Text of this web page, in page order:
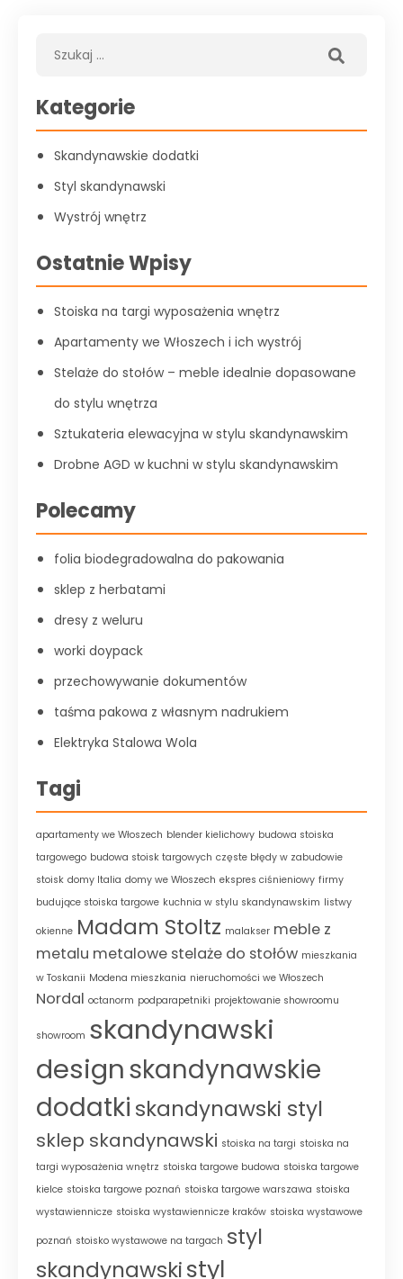
Kategorie
Skandynawskie dodatki
Styl skandynawski
Wystrój wnętrz
Ostatnie Wpisy
Stoiska na targi wyposażenia wnętrz
Apartamenty we Włoszech i ich wystrój
Stelaże do stołów – meble idealnie dopasowane
do stylu wnętrza
Sztukateria elewacyjna w stylu skandynawskim
Drobne AGD w kuchni w stylu skandynawskim
Polecamy
folia biodegradowalna do pakowania
sklep z herbatami
dresy z weluru
worki doypack
przechowywanie dokumentów
taśma pakowa z własnym nadrukiem
Elektryka Stalowa Wola
Tagi
apartamenty we Włoszech blender kielichowy budowa stoiska
targowego budowa stoisk targowych częste błędy w zabudowie
stoisk domy Italia domy we Włoszech ekspres ciśnieniowy firmy
budujące stoiska targowe kuchnia w stylu skandynawskim listwy
okienne Madam Stoltz malakser meble z
metalu metalowe stelaże do stołów mieszkania
w Toskanii Modena mieszkania nieruchomości we Włoszech
Nordal octanorm podparapetniki projektowanie showroomu
showroom skandynawski
designskandynawskie
dodatki skandynawski styl
sklep skandynawski stoiska na targi stoiska na
targi wyposażenia wnętrz stoiska targowe budowa stoiska targowe
kielce stoiska targowe poznań stoiska targowe warszawa stoiska
wystawiennicze stoiska wystawiennicze kraków stoiska wystawowe
poznań stoisko wystawowe na targach styl
skandynawskistyl